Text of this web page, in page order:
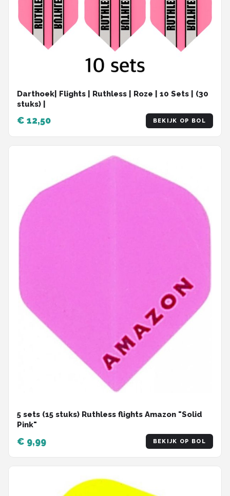
Darthoek| Flights | Ruthless | Roze | 10 Sets | (30
stuks) |
€ 12,50 BEKIJK OP BOL
5 sets (15 stuks) Ruthless flights Amazon "Solid
Pink"
€ 9,99 BEKIJK OP BOL